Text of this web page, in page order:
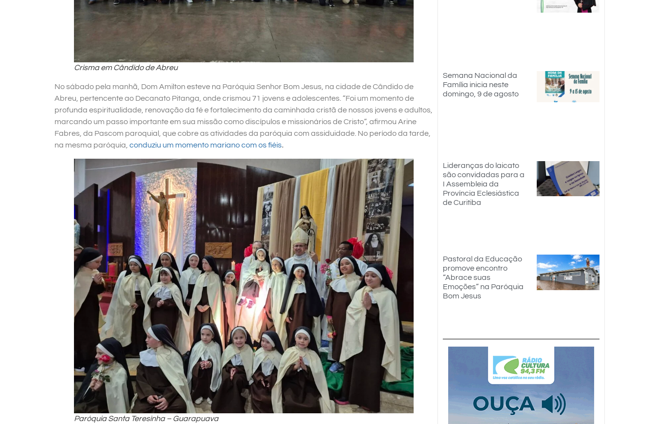
Crisma em Cândido de Abreu
No sábado pela manhã, Dom Amilton esteve na Paróquia Senhor Bom Jesus, na cidade de Cândido de
Abreu, pertencente ao Decanato Pitanga, onde crismou 71 jovens e adolescentes. “Foi um momento de
profunda espiritualidade, renovação da fé e fortalecimento da caminhada cristã de nossos jovens e adultos,
marcando um passo importante em sua missão como discípulos e missionários de Cristo”, afirmou Arine
Fabres, da Pascom paroquial, que cobre as atividades da paróquia com assiduidade. No período da tarde,
na mesma paróquia, conduziu um momento mariano com os fiéis.
Paróquia Santa Teresinha – Guarapuava
Semana Nacional da
Família inicia neste
domingo, 9 de agosto
Lideranças do laicato
são convidadas para a
I Assembleia da
Província Eclesiástica
de Curitiba
Pastoral da Educação
promove encontro
“Abrace suas
Emoções” na Paróquia
Bom Jesus